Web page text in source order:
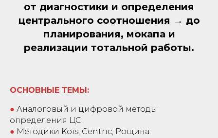
от диагностики и определения
центрального соотношения → до
планирования, мокапа и
реализации тотальной работы.
ОСНОВНЫЕ ТЕМЫ:
● Аналоговый и цифровой методы
определения ЦС.
● Методики Kois, Centric, Рощина.